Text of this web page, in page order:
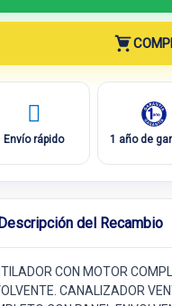
Envío rápido 1 año de
del Recambio
CON MOTOR
CANALIZADOR